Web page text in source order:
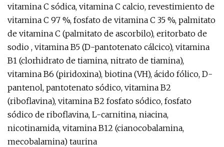
vitamina C sódica, vitamina C calcio, revestimiento de
vitamina C 97 %, fosfato de vitamina C 35 %, palmitato
de vitamina C (palmitato de ascorbilo), eritorbato de
sodio , vitamina B5 (D-pantotenato cálcico), vitamina
B1 (clorhidrato de tiamina, nitrato de tiamina),
vitamina B6 (piridoxina), biotina (VH), ácido fólico, D-
pantenol, pantotenato sódico, vitamina B2
(riboflavina), vitamina B2 fosfato sódico, fosfato
sódico de riboflavina, L-carnitina, niacina,
nicotinamida, vitamina B12 (cianocobalamina,
mecobalamina) taurina